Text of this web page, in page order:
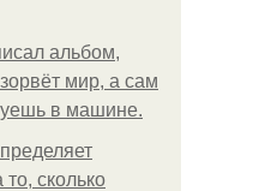
альбом,
мир, а сам
в машине.
то, сколько